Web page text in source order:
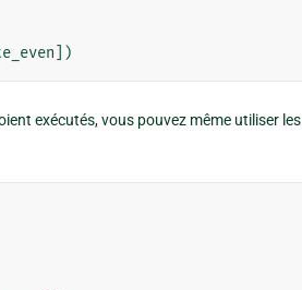
])
exécutés, vous pouvez même utiliser les